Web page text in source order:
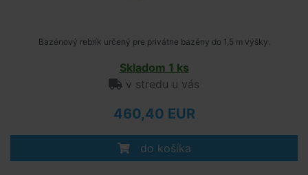
Bazénový rebrík určený pre privátne bazény do 1,5 m výšky.
Skladom 1 ks
v stredu u vás
460,40 EUR
do košíka